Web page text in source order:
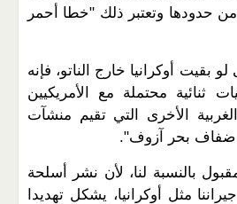
حدودها وتعتبر ذلك "خطا أحمر
أوكرانيا خارج الناتو، فإنه
ثنائية محتملة مع الأمريكيين
الغربية الأخرى التي تقيم منشآت
ضفاف بحر آزوف".
بالنسبة لنا، لأن نشر أسلحة
مثل أوكرانيا، يشكل تهديدا